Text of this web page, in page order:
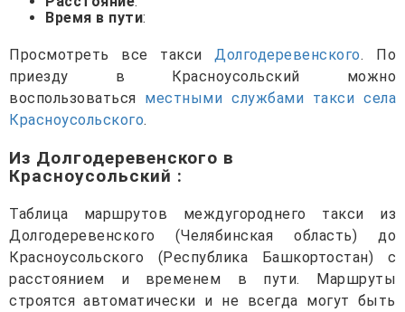
Время в пути:
Просмотреть все такси Долгодеревенского. По
приезду в Красноусольский можно
воспользоваться местными службами такси села
Красноусольского.
Из Долгодеревенского в
Красноусольский :
Таблица маршрутов междугороднего такси из
Долгодеревенского (Челябинская область) до
Красноусольского (Республика Башкортостан) с
расстоянием и временем в пути. Маршруты
строятся автоматически и не всегда могут быть